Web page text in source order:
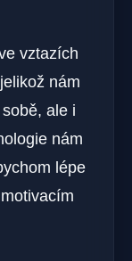
vztazích
nám
ale i
nám
lépe